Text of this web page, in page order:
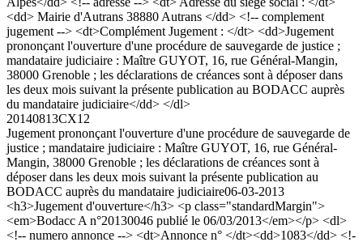
<dd> Mairie d'Autrans 38880 Autrans </dd> <!-- complement
jugement --> <dt>Complément Jugement : </dt> <dd>Jugement
prononçant l'ouverture d'une procédure de sauvegarde de justice ;
mandataire judiciaire : Maître GUYOT, 16, rue Général-Mangin,
38000 Grenoble ; les déclarations de créances sont à déposer dans
les deux mois suivant la présente publication au BODACC auprès
du mandataire judiciaire</dd> </dl>
20140813CX12
Jugement prononçant l'ouverture d'une procédure de sauvegarde de
justice ; mandataire judiciaire : Maître GUYOT, 16, rue Général-
Mangin, 38000 Grenoble ; les déclarations de créances sont à
déposer dans les deux mois suivant la présente publication au
BODACC auprès du mandataire judiciaire06-03-2013
<h3>Jugement d'ouverture</h3> <p class="standardMargin">
<em>Bodacc A n°20130046 publié le 06/03/2013</em></p> <dl>
<!-- numero annonce --> <dt>Annonce n° </dt><dd>1083</dd> <!-